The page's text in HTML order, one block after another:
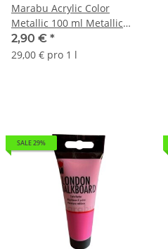
Marabu Acrylic Color
Metallic 100 ml Metallic
Petrol
2,90 € *
29,00 € pro 1 l
SALE 29%